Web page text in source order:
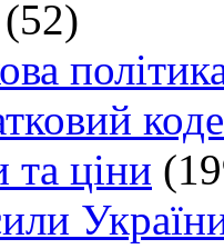
(52)
ціни